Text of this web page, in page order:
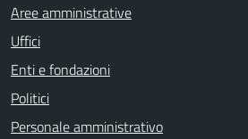
Aree amministrative
Uffici
Enti e fondazioni
Politici
Personale amministrativo